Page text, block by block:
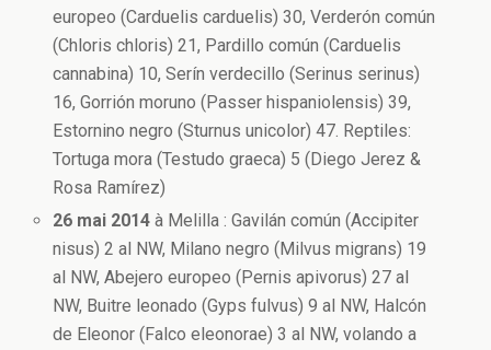
europeo (Carduelis carduelis) 30, Verderón común
(Chloris chloris) 21, Pardillo común (Carduelis
cannabina) 10, Serín verdecillo (Serinus serinus)
16, Gorrión moruno (Passer hispaniolensis) 39,
Estornino negro (Sturnus unicolor) 47. Reptiles:
Tortuga mora (Testudo graeca) 5 (Diego Jerez &
Rosa Ramírez)
26 mai 2014 à Melilla : Gavilán común (Accipiter
nisus) 2 al NW, Milano negro (Milvus migrans) 19
al NW, Abejero europeo (Pernis apivorus) 27 al
NW, Buitre leonado (Gyps fulvus) 9 al NW, Halcón
de Eleonor (Falco eleonorae) 3 al NW, volando a